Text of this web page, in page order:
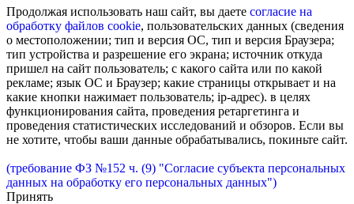
Продолжая использовать наш сайт, вы даете согласие на
обработку файлов cookie, пользовательских данных (сведения
о местоположении; тип и версия ОС, тип и версия Браузера;
тип устройства и разрешение его экрана; источник откуда
пришел на сайт пользователь; с какого сайта или по какой
рекламе; язык ОС и Браузер; какие страницы открывает и на
какие кнопки нажимает пользователь; ip-адрес). в целях
функционирования сайта, проведения ретаргетинга и
проведения статистических исследований и обзоров. Если вы
не хотите, чтобы ваши данные обрабатывались, покиньте сайт.
(требование ФЗ №152 ч. (9) "Согласие субъекта персональных
данных на обработку его персональных данных")
Принять